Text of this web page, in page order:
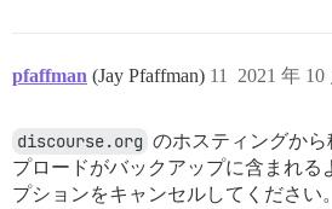
pfaffman (Jay Pfaffman) 2021 年
11
discourse.org のホスティングか
プロードがバックアップに含まれる
プションをキャンセルしてください